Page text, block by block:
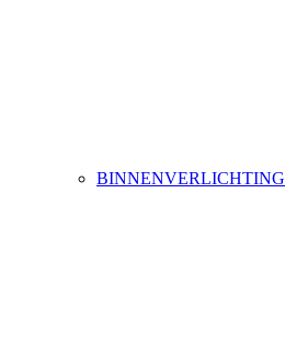
BINNENVERLICHTING